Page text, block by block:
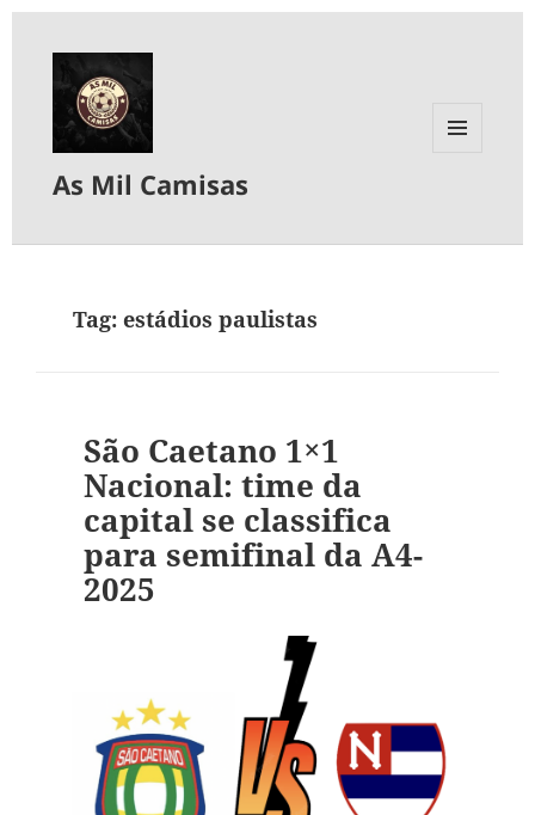
As Mil Camisas
Tag:estádios paulistas
São Caetano 1×1
Nacional: time da
capital se classifica
para semifinal da A4-
2025